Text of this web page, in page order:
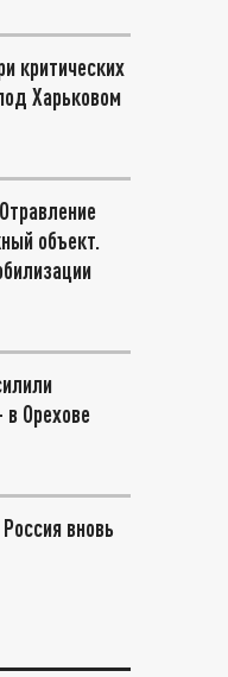
критических
Харьковом
объект.
Орехове
вновь